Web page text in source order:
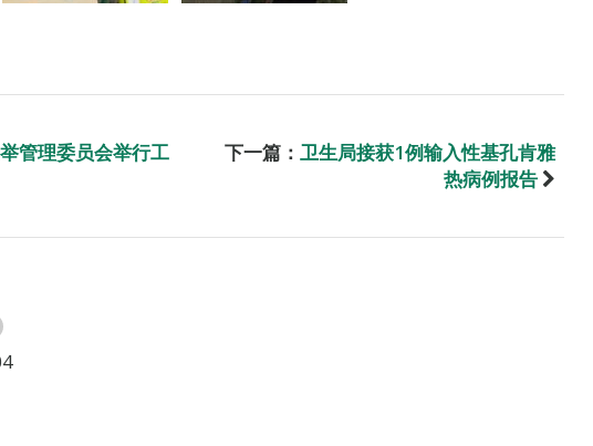
管理委员会举行工
下一篇： 卫生局接获1例输入性基孔肯雅
热病例报告